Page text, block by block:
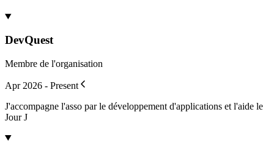
DevQuest
Membre de l'organisation
Apr 2026 - Present
J'accompagne l'asso par le développement d'applications et l'aide le
Jour J